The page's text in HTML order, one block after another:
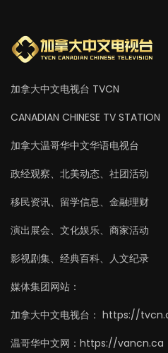
加拿大中文电视台 TVCN
CANADIAN CHINESE TV STATION
加拿大温哥华中文华语电视台
政经观察、北美动态、社团活动
移民资讯、留学信息、金融理财
演出展会、文化娱乐、商家活动
影视剧集、经典百科、人文纪录
媒体集团网站：
加拿大中文电视台： https://
温哥华中文网：https://vancn.ca